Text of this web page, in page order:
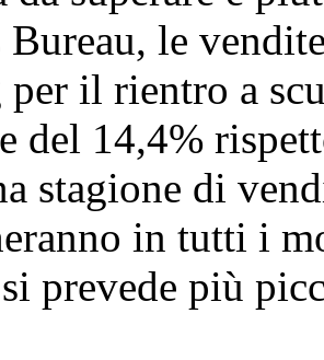
Bureau, le
il rientro a
del 14,4%
stagione di
in tutti i
prevede più